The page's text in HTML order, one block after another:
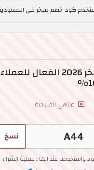
كوبون خصم مبخر 2026 الفعال للعملاء
منتهي الصلاحية
نسخ
واستخدمه عند انهاء عملية الشراء